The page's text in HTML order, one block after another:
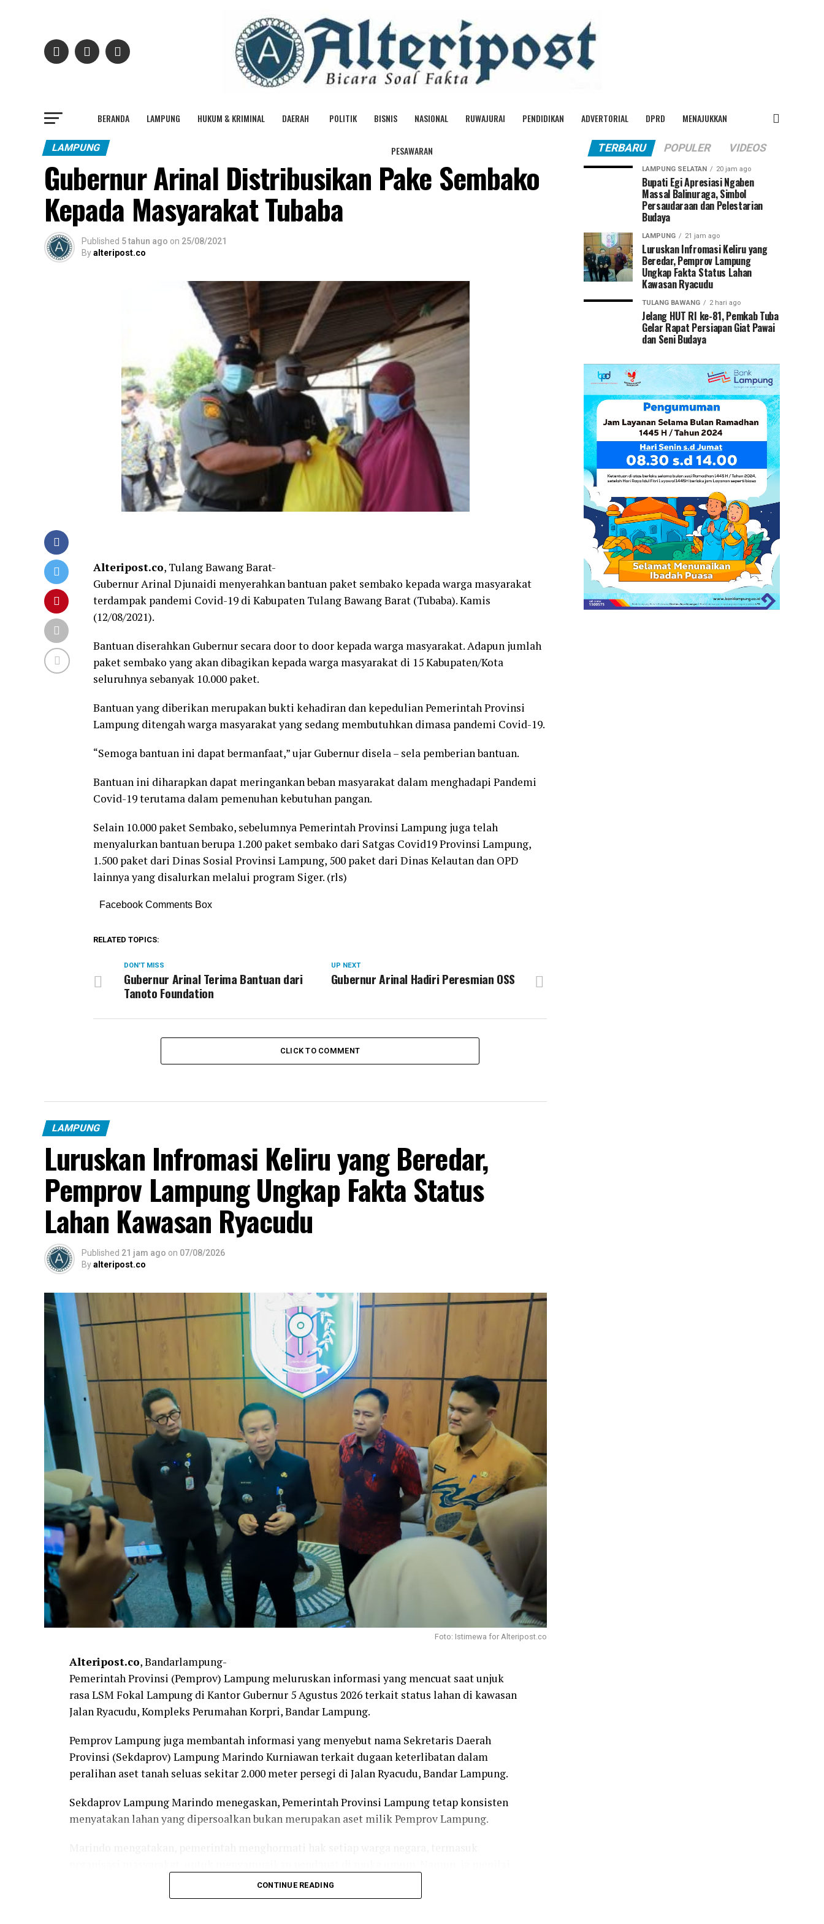
BERANDA LAMPUNG HUKUM & KRIMINAL DAERAH POLITIK BISNIS NASIONAL RUWAJURAI PENDIDIKAN ADVERTORIAL DPRD MENAJUKKAN
PESAWARAN
LAMPUNG
Gubernur Arinal Distribusikan Pake Sembako
Kepada Masyarakat Tubaba
Published 5 tahun ago on 25/08/2021
Byalteripost.co
Alteripost.co, Tulang Bawang Barat-
Gubernur Arinal Djunaidi menyerahkan bantuan paket sembako kepada warga masyarakat
terdampak pandemi Covid-19 di Kabupaten Tulang Bawang Barat (Tubaba). Kamis
(12/08/2021).
Bantuan diserahkan Gubernur secara door to door kepada warga masyarakat. Adapun jumlah
paket sembako yang akan dibagikan kepada warga masyarakat di 15 Kabupaten/Kota
seluruhnya sebanyak 10.000 paket.
Bantuan yang diberikan merupakan bukti kehadiran dan kepedulian Pemerintah Provinsi
Lampung ditengah warga masyarakat yang sedang membutuhkan dimasa pandemi Covid-19.
“Semoga bantuan ini dapat bermanfaat,” ujar Gubernur disela – sela pemberian bantuan.
Bantuan ini diharapkan dapat meringankan beban masyarakat dalam menghadapi Pandemi
Covid-19 terutama dalam pemenuhan kebutuhan pangan.
Selain 10.000 paket Sembako, sebelumnya Pemerintah Provinsi Lampung juga telah
menyalurkan bantuan berupa 1.200 paket sembako dari Satgas Covid19 Provinsi Lampung,
1.500 paket dari Dinas Sosial Provinsi Lampung, 500 paket dari Dinas Kelautan dan OPD
lainnya yang disalurkan melalui program Siger. (rls)
Facebook Comments Box
RELATED TOPICS:
UP NEXT
Gubernur Arinal Hadiri Peresmian OSS
DON'T MISS
Gubernur Arinal Terima Bantuan dari
Tanoto Foundation
CLICK TO COMMENT
LAMPUNG
Luruskan Infromasi Keliru yang Beredar,
Pemprov Lampung Ungkap Fakta Status
Lahan Kawasan Ryacudu
Published 21 jam ago on 07/08/2026
Byalteripost.co
Foto: Istimewa for Alteripost.co
Alteripost.co, Bandarlampung-
Pemerintah Provinsi (Pemprov) Lampung meluruskan informasi yang mencuat saat unjuk
rasa LSM Fokal Lampung di Kantor Gubernur 5 Agustus 2026 terkait status lahan di kawasan
Jalan Ryacudu, Kompleks Perumahan Korpri, Bandar Lampung.
Pemprov Lampung juga membantah informasi yang menyebut nama Sekretaris Daerah
Provinsi (Sekdaprov) Lampung Marindo Kurniawan terkait dugaan keterlibatan dalam
peralihan aset tanah seluas sekitar 2.000 meter persegi di Jalan Ryacudu, Bandar Lampung.
Sekdaprov Lampung Marindo menegaskan, Pemerintah Provinsi Lampung tetap konsisten
menyatakan lahan yang dipersoalkan bukan merupakan aset milik Pemprov Lampung.
informasi yang berkembang perlu diluruskan agar tidak menimbulkan kesalahpahaman.
CONTINUE READING
TERBARU POPULER VIDEOS
LAMPUNG SELATAN 20 jam ago
Bupati Egi Apresiasi Ngaben
Massal Balinuraga, Simbol
Persaudaraan dan Pelestarian
Budaya
LAMPUNG 21 jam ago
Luruskan Infromasi Keliru yang
Beredar, Pemprov Lampung
Ungkap Fakta Status Lahan
Kawasan Ryacudu
TULANG BAWANG 2 hari ago
Jelang HUT RI ke-81, Pemkab Tuba
Gelar Rapat Persiapan Giat Pawai
dan Seni Budaya